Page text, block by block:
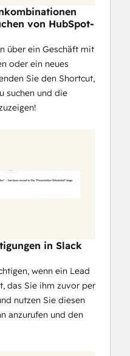
von HubSpot-
über ein Geschäft mit
oder ein neues
Sie den Shortcut,
suchen und die
in Slack
wenn ein Lead
das Sie ihm zuvor per
nutzen Sie diesen
anzurufen und den